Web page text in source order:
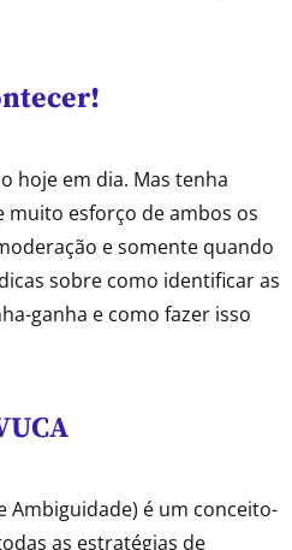
hoje em dia. Mas tenha
muito esforço de ambos os
e somente quando
sobre como identificar as
ganha e como fazer isso
Ambiguidade) é um conceito-
as estratégias de